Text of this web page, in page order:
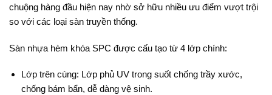
chuộng hàng đầu hiện nay nhờ sở hữu nhiều ưu điểm vượt trội
so với các loại sàn truyền thống.
Sàn nhựa hèm khóa SPC được cấu tạo từ 4 lớp chính:
Lớp trên cùng: Lớp phủ UV trong suốt chống trầy xước,
chống bám bẩn, dễ dàng vệ sinh.